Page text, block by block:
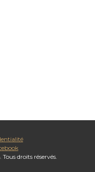
droits réservés.